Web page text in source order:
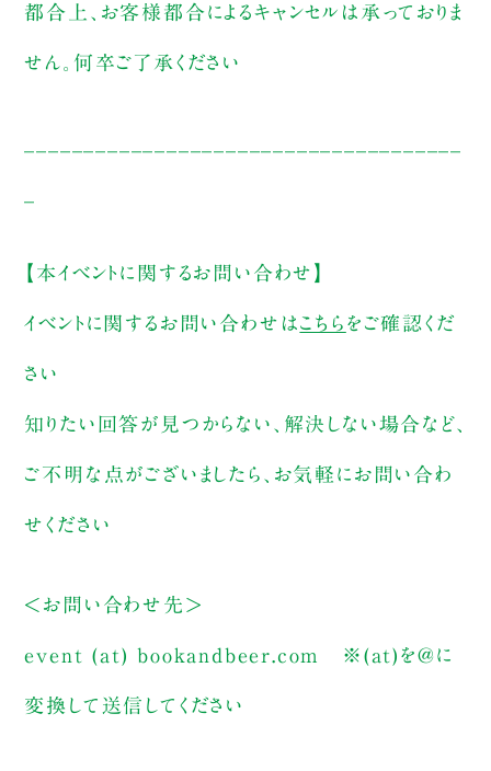
都合上、お客様都合によるキャンセルは承っておりま
せん。何卒ご了承ください
【本イベントに関するお問い合わせ】
イベントに関するお問い合わせはこちら をご確認くだ
さい
知りたい回答が見つからない、解決しない場合など、
ご不明な点がございましたら、お気軽にお問い合わ
せください
＜お問い合わせ先＞
event (at) bookandbeer.com ※(at)を@に
変換して送信してください